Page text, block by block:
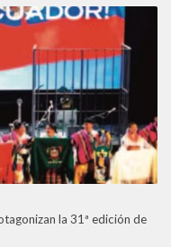
la 31ª edición de